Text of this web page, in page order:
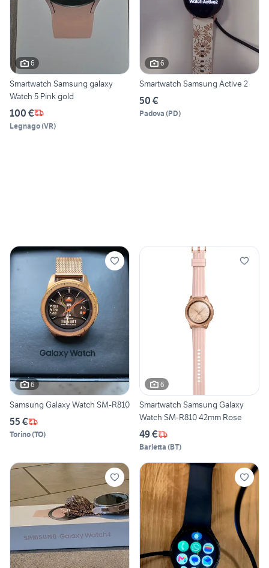
6
Smartwatch Samsung galaxy
Watch 5 Pink gold
100 €
Legnago(VR)
6
Smartwatch Samsung Active 2
50 €
Padova (PD)
6
Samsung Galaxy Watch SM-R810
55 €
Torino(TO)
6
Smartwatch Samsung Galaxy
Watch SM-R810 42mm Rose
49 €
Barletta (BT)